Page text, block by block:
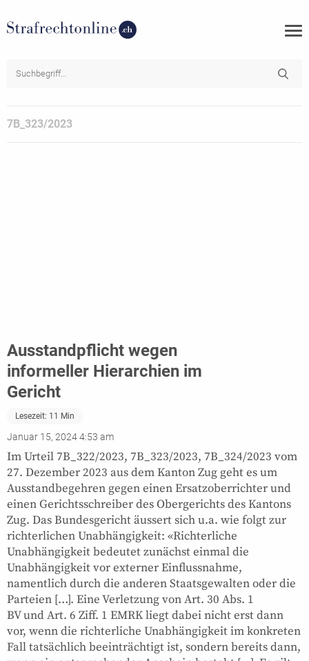
7B_323/2023
Ausstandpflicht wegen
informeller Hierarchien im
Gericht
Lesezeit: 11 Min
Januar 15, 2024 4:53 am
Im Urteil 7B_322/2023, 7B_323/2023, 7B_324/2023 vom
27. Dezember 2023 aus dem Kanton Zug geht es um
Ausstandbegehren gegen einen Ersatzoberrichter und
einen Gerichtsschreiber des Obergerichts des Kantons
Zug. Das Bundesgericht äussert sich u.a. wie folgt zur
richterlichen Unabhängigkeit: «Richterliche
Unabhängigkeit bedeutet zunächst einmal die
Unabhängigkeit vor externer Einflussnahme,
namentlich durch die anderen Staatsgewalten oder die
Parteien […]. Eine Verletzung von Art. 30 Abs. 1
BV und Art. 6 Ziff. 1 EMRK liegt dabei nicht erst dann
vor, wenn die richterliche Unabhängigkeit im konkreten
Fall tatsächlich beeinträchtigt ist, sondern bereits dann,